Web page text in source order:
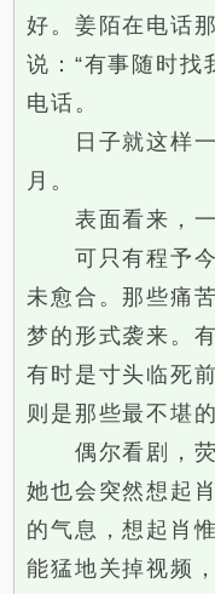
好。姜陌在电话
说：“有事随时找
电话。
日子就这样一
月。
表面看来，一
可只有程予今
未愈合。那些痛
梦的形式袭来。
有时是寸头临死
则是那些最不堪
偶尔看剧，荧
她也会突然想起
的气息，想起肖
能猛地关掉视频